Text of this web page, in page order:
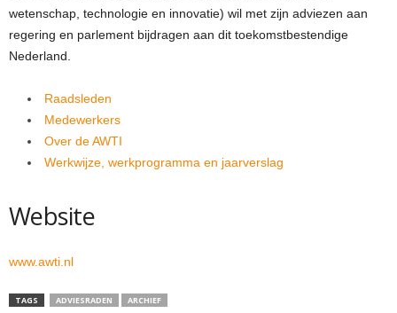
wetenschap, technologie en innovatie) wil met zijn adviezen aan
regering en parlement bijdragen aan dit toekomstbestendige
Nederland.
Raadsleden
Medewerkers
Over de AWTI
Werkwijze, werkprogramma en jaarverslag
Website
www.awti.nl
TAGS ADVIESRADEN ARCHIEF